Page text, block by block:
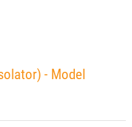
- Model